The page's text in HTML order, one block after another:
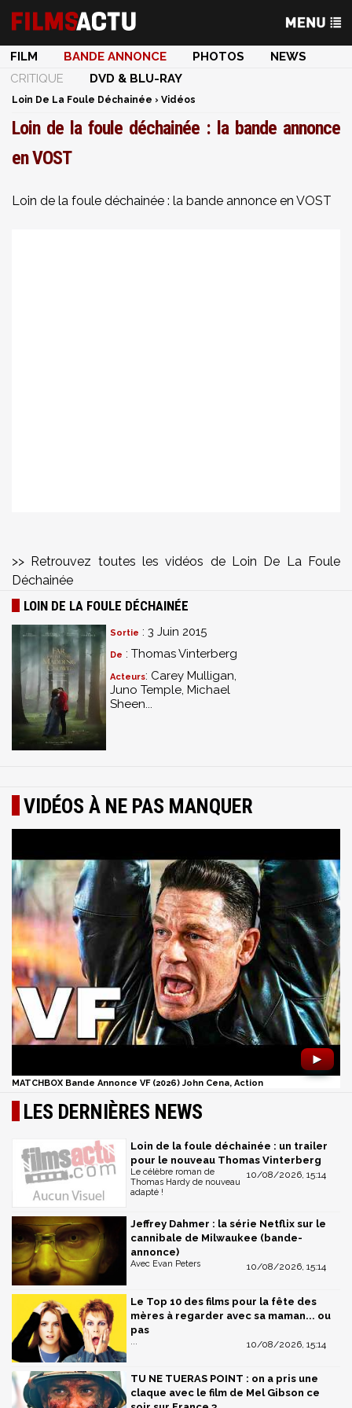
FILM BANDE ANNONCE PHOTOS
NEWS
CRITIQUE
DVD & BLU-RAY
Loin De La Foule Déchainée › Vidéos
Loin de la foule déchainée : la bande annonce
en VOST
Loin de la foule déchainée : la bande annonce en VOST
>> Retrouvez toutes les vidéos de Loin De La Foule
Déchainée
LOIN DE LA FOULE DÉCHAINÉE
Sortie : 3 Juin 2015
De : Thomas Vinterberg
Acteurs: Carey Mulligan,
Juno Temple, Michael
Sheen...
VIDÉOS À NE PAS MANQUER
►
MATCHBOX Bande Annonce VF (2026) John Cena, Action
LES DERNIÈRES NEWS
Loin de la foule déchainée : un trailer
pour le nouveau Thomas Vinterberg
10/08/2026, 15:14
Le célèbre roman de
Thomas Hardy de nouveau
adapté !
Jeffrey Dahmer : la série Netflix sur le
cannibale de Milwaukee (bande-
annonce)
10/08/2026, 15:14
Avec Evan Peters
Le Top 10 des films pour la fête des
mères à regarder avec sa maman... ou
pas
10/08/2026, 15:14
TU NE TUERAS POINT : on a pris une
claque avec le film de Mel Gibson ce